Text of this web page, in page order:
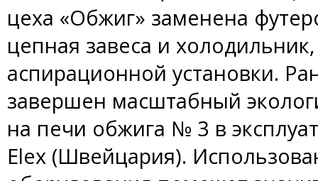
цеха «Обжиг» заменена
цепная завеса и
аспирационной установки.
завершен масштабный
на печи обжига № 3 в
Elex (Швейцария).